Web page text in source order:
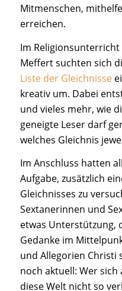
Mitmenschen,
erreichen.
Im
Meffert suchten sich
Liste der Gleichnisse
kreativ um. Dabei
und vieles mehr, wie
geneigte Leser darf
welches Gleichnis
Im Anschluss hatten
Aufgabe, zusätzlich
Gleichnisses zu
Sextanerinnen und
etwas Unterstützung,
Gedanke im
und Allegorien Christi
noch aktuell: Wer
diese Welt nicht so